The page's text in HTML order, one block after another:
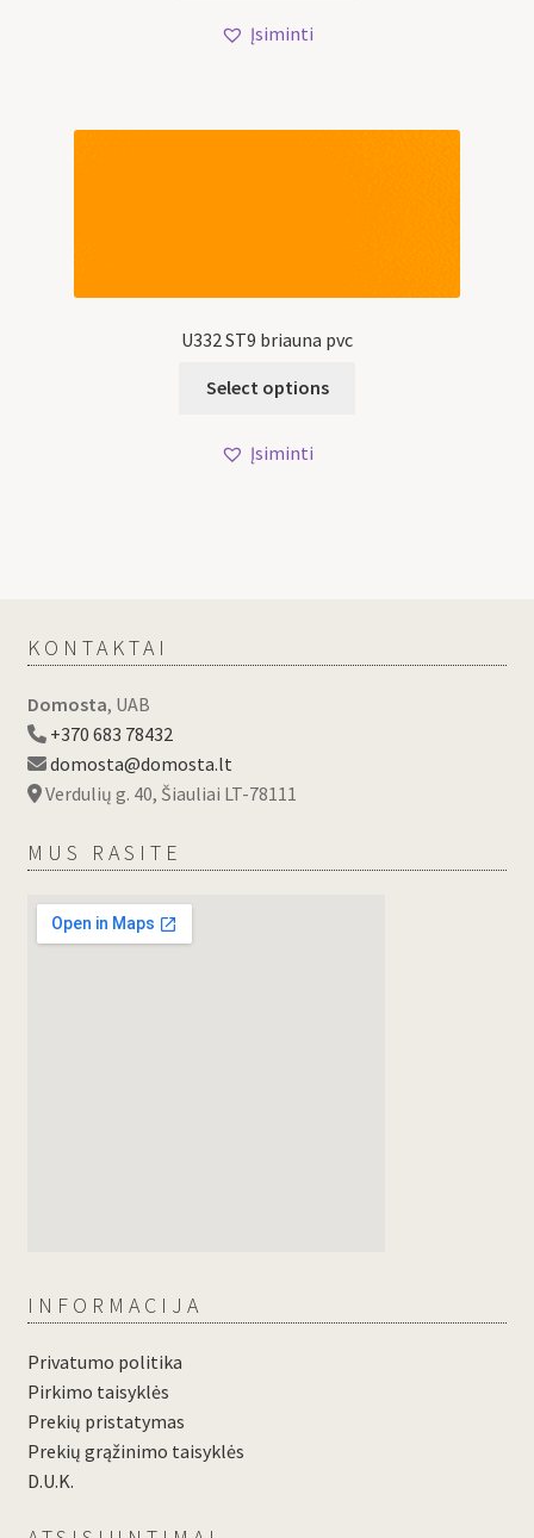
Įsiminti
U332 ST9 briauna pvc
Select options
Įsiminti
KONTAKTAI
Domosta, UAB
+370 683 78432
domosta@domosta.lt
Verdulių g. 40, Šiauliai LT-78111
MUS RASITE
INFORMACIJA
Privatumo politika
Pirkimo taisyklės
Prekių pristatymas
Prekių grąžinimo taisyklės
D.U.K.